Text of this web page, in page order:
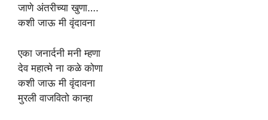
जाणे अंतरीच्या खुणा….
कशी जाऊ मी वृंदावना
एका जनार्दनी मनी म्हणा
देव महात्मे ना कळे कोणा
कशी जाऊ मी वृंदावना
मुरली वाजवितो कान्हा